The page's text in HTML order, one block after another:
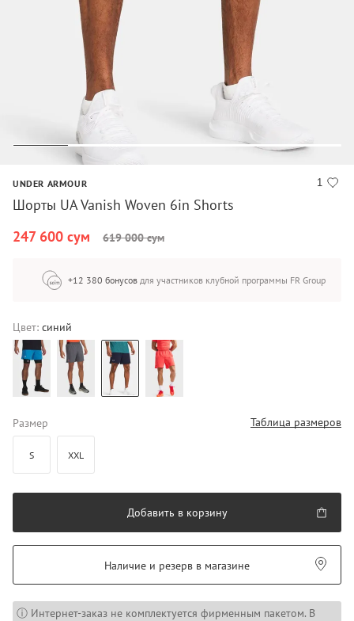
1
UNDER ARMOUR
Шорты UA Vanish Woven 6in Shorts
247 600 сум
619 000 сум
+12 380 бонусов для участников клубной программы FR Group
Цвет: синий
Размер Таблица размеров
S XXL
Добавить в корзину
Наличие и резерв в магазине
ⓘ Интернет-заказ не комплектуется фирменным пакетом. В